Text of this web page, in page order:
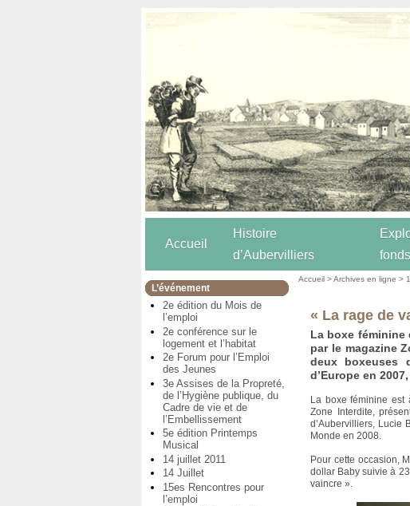
Accueil
Histoire
d’Aubervilliers
fonds
L’événement
2e édition du Mois de
l’emploi
2e conférence sur le
logement et l’habitat
2e Forum pour l’Emploi
des Jeunes
3e Assises de la Propreté,
de l’Hygiène publique, du
Cadre de vie et de
l’Embellissement
5e édition Printemps
Musical
14 juillet 2011
14 Juillet
15es Rencontres pour
l’emploi
Accueil >Archives en ligne >
« La rage de
La boxe féminine
par le magazine
deux boxeuses
d’Europe en
La boxe féminine est
Zone Interdite,
d’Aubervilliers, Lucie
Monde en 2008.
Pour cette occasion,
dollar Baby suivie à
vaincre ».